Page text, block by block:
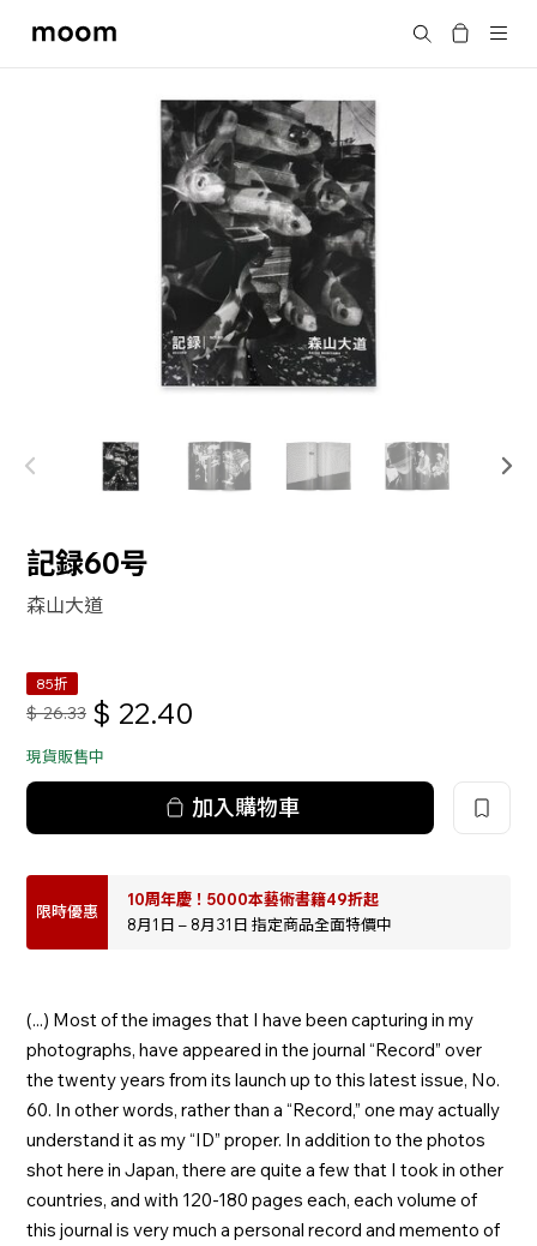
moom
搜尋
記録60号
森山大道
85折
$ 26.33 $ 22.40
現貨販售中
加入購物車
限時優惠
10周年慶！5000本藝術書籍49折起
8月1日 – 8月31日 指定商品全面特價中
(...) Most of the images that I have been capturing in my
photographs, have appeared in the journal “Record” over
the twenty years from its launch up to this latest issue, No.
60. In other words, rather than a “Record,” one may actually
understand it as my “ID” proper. In addition to the photos
shot here in Japan, there are quite a few that I took in other
countries, and with 120-180 pages each, each volume of
this journal is very much a personal record and memento of